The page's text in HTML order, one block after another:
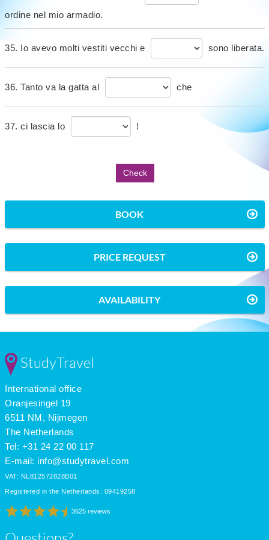
ordine nel mio armadio.
35. Io avevo molti vestiti vecchi e sono liberata.
36. Tanto va la gatta al che
37. ci lascia lo !
BOOK
PRICE REQUEST
AVAILABILITY
StudyTravel
International office
Oranjesingel 19
6511 NM, Nijmegen
The Netherlands
Tel: +31 24 22 00 117
E-mail: info@studytravel.com
VAT: NL812572828B01
Registered in the Netherlands: 09419258
3625 reviews